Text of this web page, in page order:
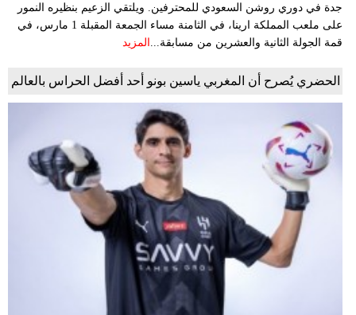
تعليم
أزياء
علوم
وتكنولوجيا
جدة في دوري روشن السعودي للمحترفين. ويلتقي الزعيم بنظيره النمور
على ملعب المملكة ارينا، في الثامنة مساء الجمعة المقبلة 1 مارس، في
قمة الجولة الثانية والعشرين من مسابقة... المزيد
الحضري يُصرح أن المغربي ياسين بونو أحد أفضل الحراس بالعالم